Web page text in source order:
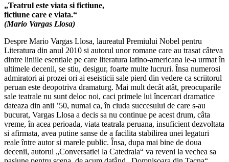
„Teatrul este viata si fictiune,
fictiune care e viata.“
(Mario Vargas Llosa)
Despre Mario Vargas Llosa, laureatul Premiului Nobel pentru
Literatura din anul 2010 si autorul unor romane care au trasat câteva
dintre liniile esentiale pe care literatura latino-americana le-a urmat în
ultimele decenii, se stiu, desigur, foarte multe lucruri. Însa numerosi
admiratori ai prozei ori ai eseisticii sale pierd din vedere ca scriitorul
peruan este deopotriva dramaturg. Mai mult decât atât, preocuparile
sale teatrale nu sunt deloc noi, caci primele lui încercari dramatice
dateaza din anii ’50, numai ca, în ciuda succesului de care s-au
bucurat, Vargas Llosa a decis sa nu continue pe acest drum, câta
vreme, în acea perioada, viata teatrala peruana, insuficient dezvoltata
si afirmata, avea putine sanse de a facilita stabilirea unei legaturi
reale între autor si marele public. Însa, dupa mai bine de doua
decenii, autorul „Conversatiei la Catedrala“ va reveni la vechea sa